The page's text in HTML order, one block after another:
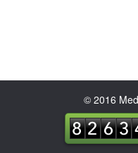
© 2016